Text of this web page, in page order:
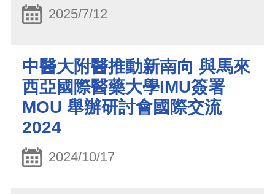
2025/7/12
中醫大附醫推動新南向 與馬來
西亞國際醫藥大學IMU簽署
MOU 舉辦研討會國際交流
2024
2024/10/17